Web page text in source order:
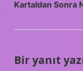
Kartaldan Sonra
Bir yanıt